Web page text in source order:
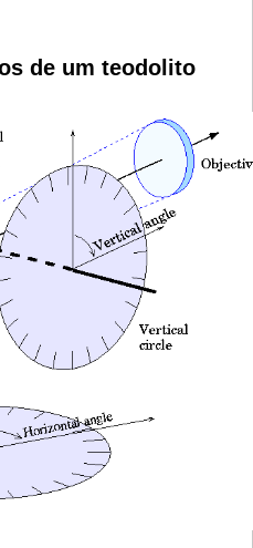
de um teodolito